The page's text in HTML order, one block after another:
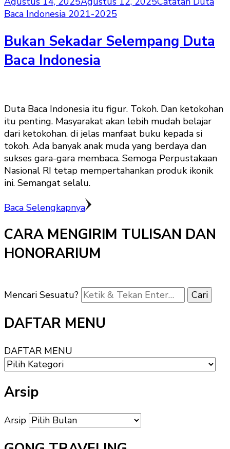
Baca Indonesia 2021-2025
Bukan Sekadar Selempang Duta
Baca Indonesia
Duta Baca Indonesia itu figur. Tokoh. Dan ketokohan
itu penting. Masyarakat akan lebih mudah belajar
dari ketokohan. di jelas manfaat buku kepada si
tokoh. Ada banyak anak muda yang berdaya dan
sukses gara-gara membaca. Semoga Perpustakaan
Nasional RI tetap mempertahankan produk ikonik
ini. Semangat selalu.
Baca Selengkapnya
CARA MENGIRIM TULISAN DAN
HONORARIUM
Mencari Sesuatu?
DAFTAR MENU
DAFTAR MENU
Arsip
Arsip